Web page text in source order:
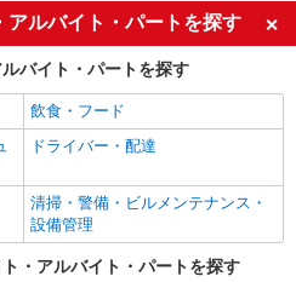
短時間勤務（1日4h以内）OK
車通勤OK
交通費支給
まかない・食事補助
アルバイト・パートを探す
バイト・パートを探す
飲食・フード
ドライバー・配達
清掃・警備・ビルメンテナンス・
設備管理
・アルバイト・パートを探す